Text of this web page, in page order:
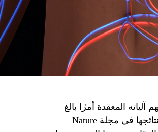
المعقدة أمرًا بالغ
الأهمية لتطوير علاجات فعالة. أظهرت دراسة حديثة، نشرت نتائجها في مجلة Nature